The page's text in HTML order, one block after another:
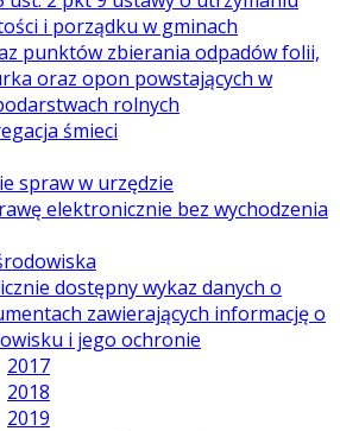
i porządku w gminach
punktów zbierania odpadów folii,
oraz opon powstających w
rolnych
śmieci
spraw w urzędzie
elektronicznie bez wychodzenia
dostępny wykaz danych o
zawierających informację o
i jego ochronie
2017
2018
2019